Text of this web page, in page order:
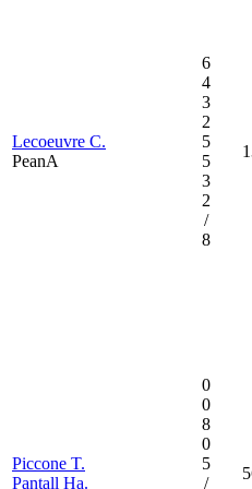
Lecoeuvre C.
PeanA
6
4
3
2
5
5
3
2
/
8
Piccone T.
Pantall Ha.
0
0
8
0
5
/